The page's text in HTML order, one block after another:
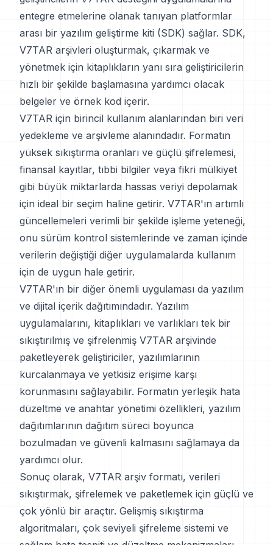
entegre etmelerine olanak tanıyan platformlar
arası bir yazılım geliştirme kiti (SDK) sağlar. SDK,
V7TAR arşivleri oluşturmak, çıkarmak ve
yönetmek için kitaplıkların yanı sıra geliştiricilerin
hızlı bir şekilde başlamasına yardımcı olacak
belgeler ve örnek kod içerir.
V7TAR için birincil kullanım alanlarından biri veri
yedekleme ve arşivleme alanındadır. Formatın
yüksek sıkıştırma oranları ve güçlü şifrelemesi,
finansal kayıtlar, tıbbi bilgiler veya fikri mülkiyet
gibi büyük miktarlarda hassas veriyi depolamak
için ideal bir seçim haline getirir. V7TAR'ın artımlı
güncellemeleri verimli bir şekilde işleme yeteneği,
onu sürüm kontrol sistemlerinde ve zaman içinde
verilerin değiştiği diğer uygulamalarda kullanım
için de uygun hale getirir.
V7TAR'ın bir diğer önemli uygulaması da yazılım
ve dijital içerik dağıtımındadır. Yazılım
uygulamalarını, kitaplıkları ve varlıkları tek bir
sıkıştırılmış ve şifrelenmiş V7TAR arşivinde
paketleyerek geliştiriciler, yazılımlarının
kurcalanmaya ve yetkisiz erişime karşı
korunmasını sağlayabilir. Formatın yerleşik hata
düzeltme ve anahtar yönetimi özellikleri, yazılım
dağıtımlarının dağıtım süreci boyunca
bozulmadan ve güvenli kalmasını sağlamaya da
yardımcı olur.
Sonuç olarak, V7TAR arşiv formatı, verileri
sıkıştırmak, şifrelemek ve paketlemek için güçlü ve
çok yönlü bir araçtır. Gelişmiş sıkıştırma
algoritmaları, çok seviyeli şifreleme sistemi ve